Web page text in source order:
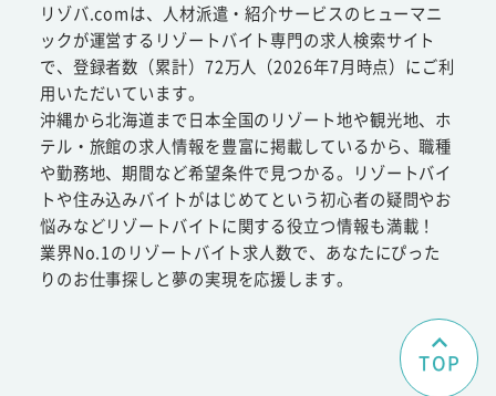
リゾバ.comは、人材派遣・紹介サービスのヒューマニ
ックが運営するリゾートバイト専門の求人検索サイト
で、登録者数（累計）72万人（2026年7月時点）にご利
用いただいています。
沖縄から北海道まで日本全国のリゾート地や観光地、ホ
テル・旅館の求人情報を豊富に掲載しているから、職種
や勤務地、期間など希望条件で見つかる。リゾートバイ
トや住み込みバイトがはじめてという初心者の疑問やお
悩みなどリゾートバイトに関する役立つ情報も満載！
業界No.1のリゾートバイト求人数で、あなたにぴった
りのお仕事探しと夢の実現を応援します。
TOP